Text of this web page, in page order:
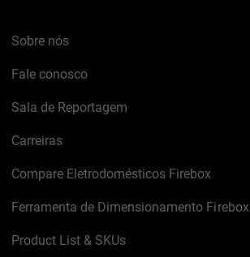
Sobre nós
Fale conosco
Sala de Reportagem
Carreiras
Compare Eletrodomésticos Firebox
Ferramenta de Dimensionamento Firebox
Product List & SKUs